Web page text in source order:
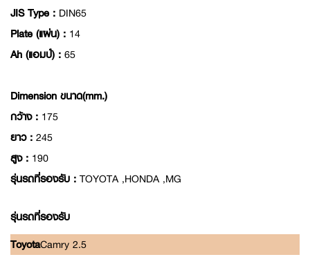
JIS Type : DIN65
Plate (แผ่น) : 14
Ah (แอมป์) : 65
Dimension ขนาด(mm.)
กว้าง : 175
ยาว : 245
สูง : 190
รุ่นรถที่รองรับ : TOYOTA ,HONDA ,MG
รุ่นรถที่รองรับ
ToyotaCamry 2.5